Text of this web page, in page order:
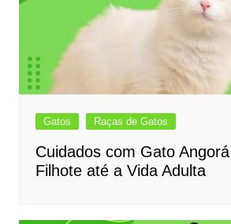
Gatos Raças de Gatos
Cuidados com Gato
Filhote até a Vida Adulta